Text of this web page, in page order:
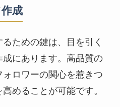
成
ための鍵は、目を引く
にあります。高品質の
ロワーの関心を惹きつ
めることが可能です。